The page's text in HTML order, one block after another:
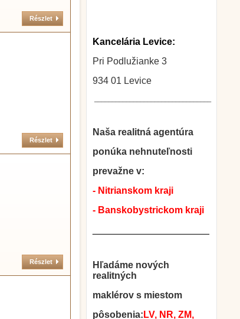
Részlet
Részlet
Részlet
Kancelária Levice:
Pri Podlužianke 3
934 01 Levice
Naša realitná agentúra
ponúka nehnuteľnosti
prevažne v:
- Nitrianskom kraji
- Banskobystrickom kraji
Hľadáme nových
realitných
maklérov s miestom
pôsobenia: LV, NR, ZM,